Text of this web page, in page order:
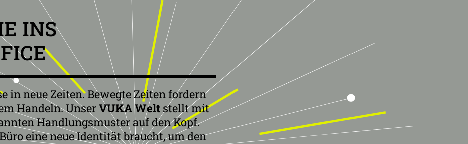
INS
in neue Zeiten. Bewegte Zeiten fordern
Handeln. UnserVUKAWelt stellt mit
Handlungsmuster auf den Kopf.
eine neue Identität braucht, um den